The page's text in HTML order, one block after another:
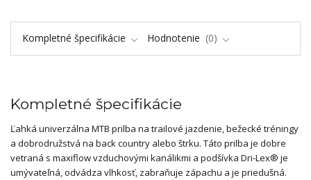
Kompletné špecifikácie Hodnotenie 0
Kompletné špecifikácie
Ľahká univerzálna MTB prilba na trailové jazdenie, bežecké tréningy
a dobrodružstvá na back country alebo štrku. Táto prilba je dobre
vetraná s maxiflow vzduchovými kanálikmi a podšívka Dri-Lex® je
umývateľná, odvádza vlhkosť, zabraňuje zápachu a je priedušná.